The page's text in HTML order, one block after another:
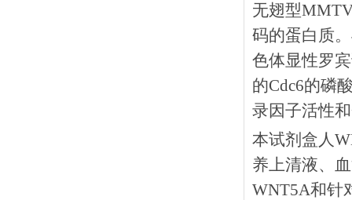
无翅型
码的蛋白质
色体显性罗
的Cdc6的磷
录因子活性
本试剂盒人
养上清液、
WNT5A和针